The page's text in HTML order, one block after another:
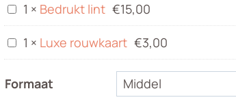
Bedrukt
lint
1 × Bedrukt lint €15,00
Luxe
rouwkaart
1 × Luxe rouwkaart €3,00
Formaat